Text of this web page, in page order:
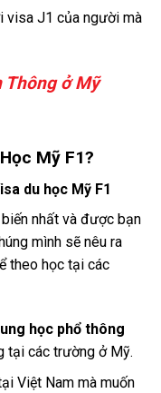
visa J1 của người mà
Thông ở Mỹ
Mỹ F1?
du học Mỹ F1
nhất và được bạn
mình sẽ nêu ra
theo học tại các
học phổ thông
tại các trường ở Mỹ.
Việt Nam mà muốn